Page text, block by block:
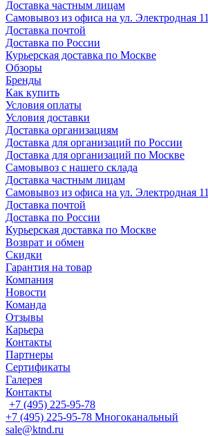
Доставка частным лицам
Самовывоз из офиса на ул. Электродная 11
Доставка почтой
Доставка по России
Курьерская доставка по Москве
Обзоры
Бренды
Как купить
Условия оплаты
Условия доставки
Доставка организациям
Доставка для организаций по России
Доставка для организаций по Москве
Самовывоз с нашего склада
Доставка частным лицам
Самовывоз из офиса на ул. Электродная 11
Доставка почтой
Доставка по России
Курьерская доставка по Москве
Возврат и обмен
Скидки
Гарантия на товар
Компания
Новости
Команда
Отзывы
Карьера
Контакты
Партнеры
Сертификаты
Галерея
Контакты
+7 (495) 225-95-78
+7 (495) 225-95-78 Многоканальный
sale@ktnd.ru